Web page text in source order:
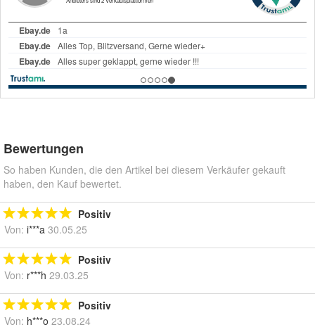
Bewertungen
So haben Kunden, die den Artikel bei diesem Verkäufer gekauft
haben, den Kauf bewertet.
Positiv
Von: i***a 30.05.25
Positiv
Von: r***h 29.03.25
Positiv
Von: h***o 23.08.24